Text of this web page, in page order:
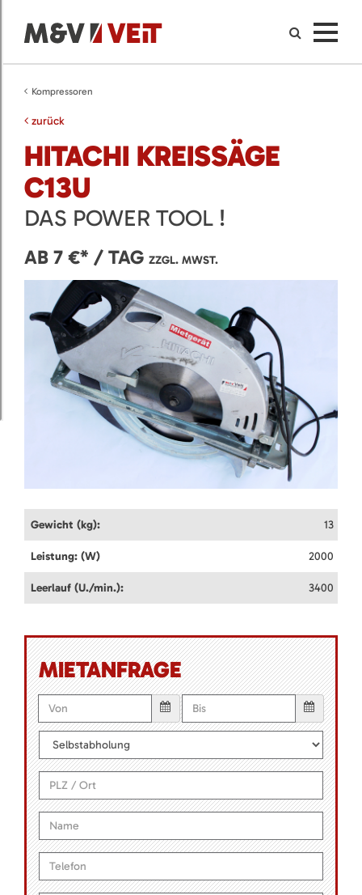
Kompressoren
zurück
HITACHI KREISSÄGE
C13U
DAS POWER TOOL !
AB 7 €* / TAG ZZGL. MWST.
Gewicht (kg): 13
Leistung: (W) 2000
Leerlauf (U./min.): 3400
MIETANFRAGE